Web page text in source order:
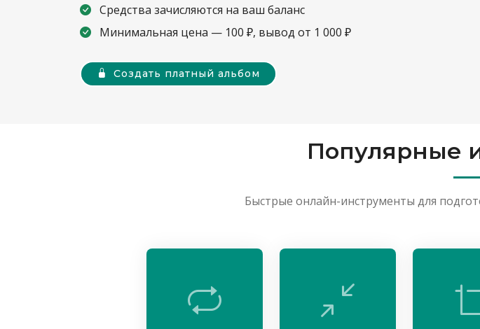
Средства зачисляются на ваш баланс
Минимальная цена — 100 ₽, вывод от 1 000 ₽
Создать платный альбом
Популярные
Быстрые онлайн-инструменты для